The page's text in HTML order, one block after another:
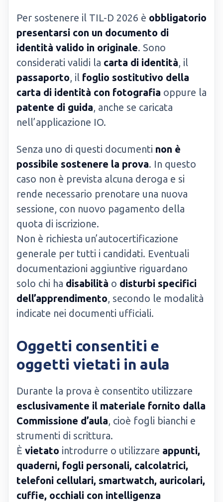
Per sostenere il TIL-D 2026 è obbligatorio
presentarsi con un documento di
identità valido in originale. Sono
considerati validi la carta di identità, il
passaporto, il foglio sostitutivo della
carta di identità con fotografia oppure la
patente di guida, anche se caricata
nell’applicazione IO.
Senza uno di questi documenti non è
possibile sostenere la prova. In questo
caso non è prevista alcuna deroga e si
rende necessario prenotare una nuova
sessione, con nuovo pagamento della
quota di iscrizione.
Non è richiesta un’autocertificazione
generale per tutti i candidati. Eventuali
documentazioni aggiuntive riguardano
solo chi ha disabilità o disturbi specifici
dell’apprendimento, secondo le modalità
indicate nei documenti ufficiali.
Oggetti consentiti e
oggetti vietati in aula
Durante la prova è consentito utilizzare
esclusivamente il materiale fornito dalla
Commissione d’aula, cioè fogli bianchi e
strumenti di scrittura.
È vietato introdurre o utilizzare appunti,
quaderni, fogli personali, calcolatrici,
telefoni cellulari, smartwatch, auricolari,
cuffie, occhiali con intelligenza